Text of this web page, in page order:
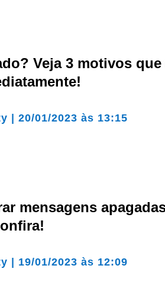
Veja 3 motivos que
|20/01/2023 às 13:15
mensagens
19/01/2023 às 12:09